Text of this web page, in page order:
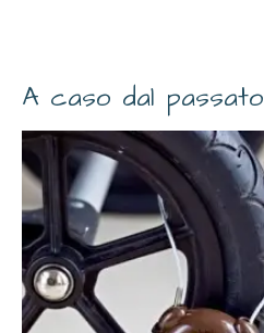
A caso dal passato